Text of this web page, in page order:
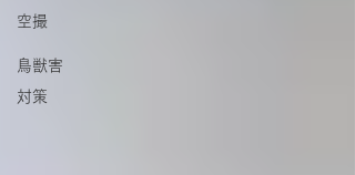
空撮
鳥獣害
対策